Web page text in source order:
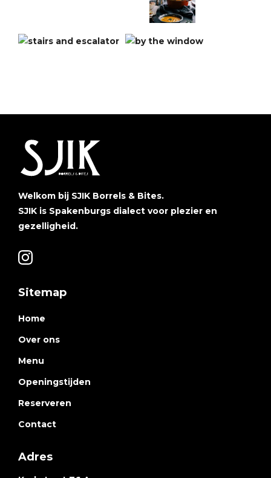
Welkom bij SJIK Borrels & Bites.
SJIK is Spakenburgs dialect voor plezier en
gezelligheid.
Sitemap
Home
Over ons
Menu
Openingstijden
Reserveren
Contact
Adres